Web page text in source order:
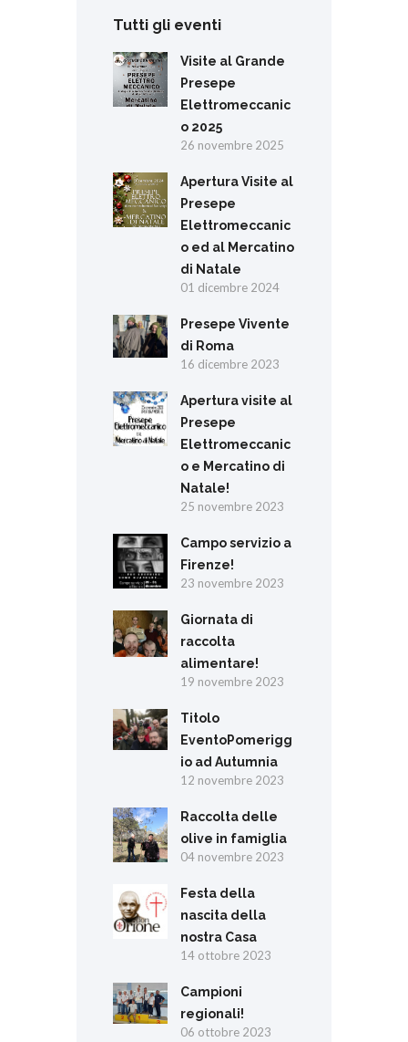
Tutti gli eventi
Visite al Grande
Presepe
Elettromeccanic
o 2025
26 novembre 2025
Apertura Visite al
Presepe
Elettromeccanic
o ed al Mercatino
di Natale
01 dicembre 2024
Presepe Vivente
di Roma
16 dicembre 2023
Apertura visite al
Presepe
Elettromeccanic
o e Mercatino di
Natale!
25 novembre 2023
Campo servizio a
Firenze!
23 novembre 2023
Giornata di
raccolta
alimentare!
19 novembre 2023
Titolo
EventoPomerigg
io ad Autumnia
12 novembre 2023
Raccolta delle
olive in famiglia
04 novembre 2023
Festa della
nascita della
nostra Casa
14 ottobre 2023
Campioni
regionali!
06 ottobre 2023